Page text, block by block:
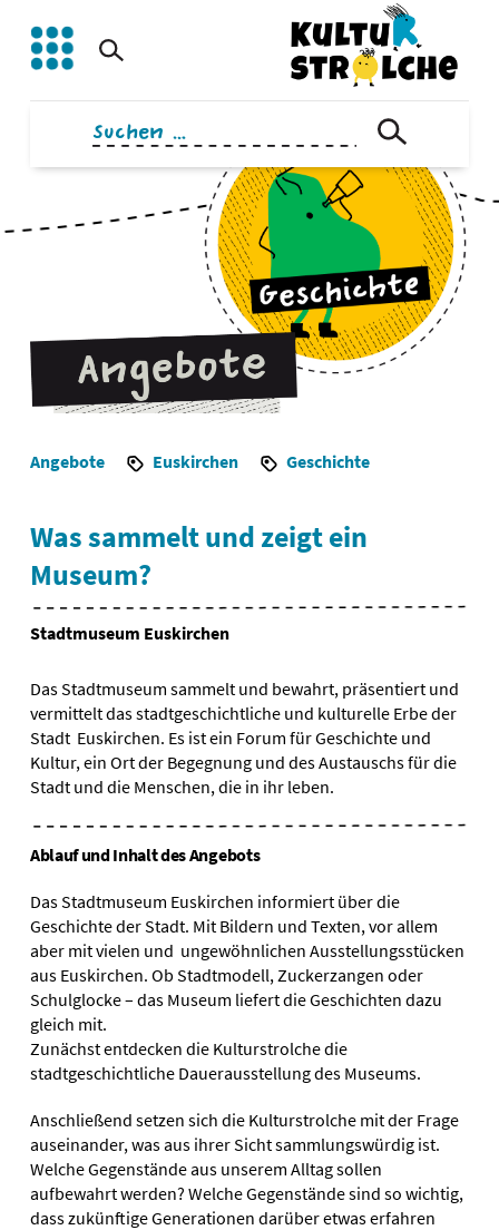
Inhalt
springen
Suchen
nach:
Angebote Euskirchen Geschichte
Was sammelt und zeigt ein
Museum?
Stadtmuseum Euskirchen
Das Stadtmuseum sammelt und bewahrt, präsentiert und
vermittelt das stadtgeschichtliche und kulturelle Erbe der
Stadt Euskirchen. Es ist ein Forum für Geschichte und
Kultur, ein Ort der Begegnung und des Austauschs für die
Stadt und die Menschen, die in ihr leben.
Ablauf und Inhalt des Angebots
Das Stadtmuseum Euskirchen informiert über die
Geschichte der Stadt. Mit Bildern und Texten, vor allem
aber mit vielen und ungewöhnlichen Ausstellungsstücken
aus Euskirchen. Ob Stadtmodell, Zuckerzangen oder
Schulglocke – das Museum liefert die Geschichten dazu
gleich mit.
Zunächst entdecken die Kulturstrolche die
stadtgeschichtliche Dauerausstellung des Museums.
Anschließend setzen sich die Kulturstrolche mit der Frage
auseinander, was aus ihrer Sicht sammlungswürdig ist.
Welche Gegenstände aus unserem Alltag sollen
aufbewahrt werden? Welche Gegenstände sind so wichtig,
dass zukünftige Generationen darüber etwas erfahren